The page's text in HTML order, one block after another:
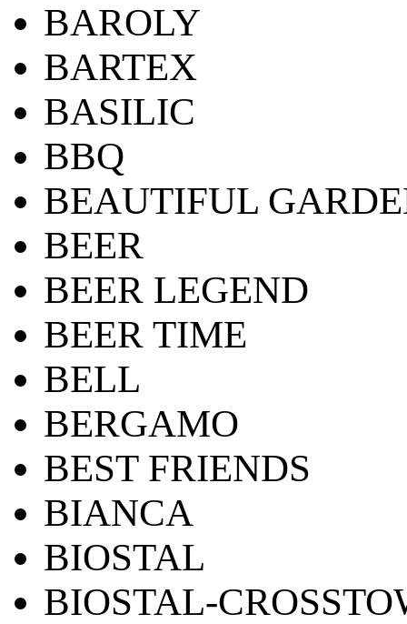
BAROLY
BARTEX
BASILIC
BBQ
BEAUTIFUL
BEER
BEER LEGEND
BEER TIME
BELL
BERGAMO
BEST FRIENDS
BIANCA
BIOSTAL
BIOSTAL-